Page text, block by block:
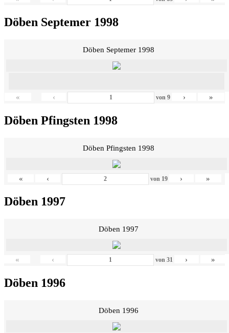
Döben Septemer 1998
Döben Septemer 1998
« ‹ von9 › »
Döben Pfingsten 1998
Döben Pfingsten 1998
« ‹ von 19 › »
Döben 1997
Döben 1997
« ‹ von 31 › »
Döben 1996
Döben 1996